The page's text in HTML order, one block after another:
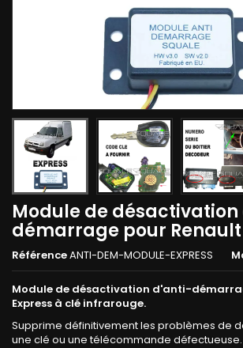
Module de
démarrage pour Renault
RéférenceANTI-DEM-MODULE-EXPRESS
Module de désactivation d'anti-
Express à clé infrarouge.
Supprime définitivement les problèmes de
une clé ou une télécommande défectueuse.